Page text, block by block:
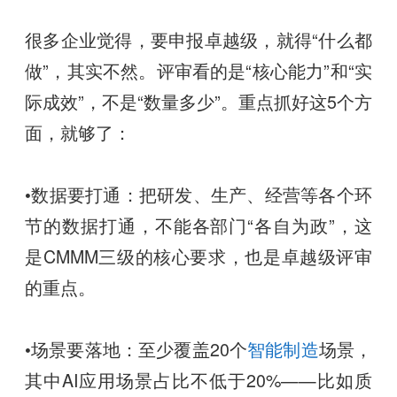
很多企业觉得，要申报卓越级，就得“什么都
做”，其实不然。评审看的是“核心能力”和“实
际成效”，不是“数量多少”。重点抓好这5个方
面，就够了：
•数据要打通：把研发、生产、经营等各个环
节的数据打通，不能各部门“各自为政”，这
是CMMM三级的核心要求，也是卓越级评审
的重点。
•场景要落地：至少覆盖20个智能制造场景，
其中AI应用场景占比不低于20%——比如质